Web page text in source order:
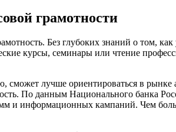
грамотности
Без глубоких знаний о том,
курсы, семинары или чтение
лучше ориентироваться в
По данным Национального банка
и информационных кампаний. Чем